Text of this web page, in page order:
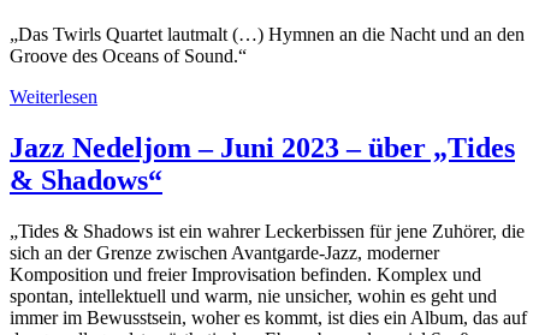
„Das Twirls Quartet lautmalt (…) Hymnen an die Nacht und an den
Groove des Oceans of Sound.“
Weiterlesen
Jazz Nedeljom – Juni 2023 – über „Tides
& Shadows“
„Tides & Shadows ist ein wahrer Leckerbissen für jene Zuhörer, die
sich an der Grenze zwischen Avantgarde-Jazz, moderner
Komposition und freier Improvisation befinden. Komplex und
spontan, intellektuell und warm, nie unsicher, wohin es geht und
immer im Bewusstsein, woher es kommt, ist dies ein Album, das auf